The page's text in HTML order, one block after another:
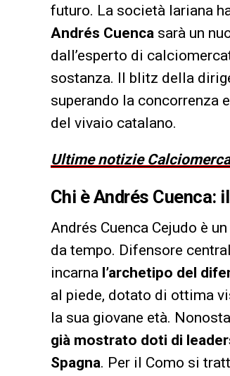
futuro. La società lariana
Andrés Cuenca sarà un
dall’esperto di
sostanza. Il blitz della
superando la concorrenza
del vivaio catalano.
Ultime notizie
Chi è Andrés Cuenca:
Andrés Cuenca Cejudo è
da tempo. Difensore
incarna l’archetipo del
al piede, dotato di ottima
la sua giovane età.
già mostrato doti di
Spagna. Per il Como si